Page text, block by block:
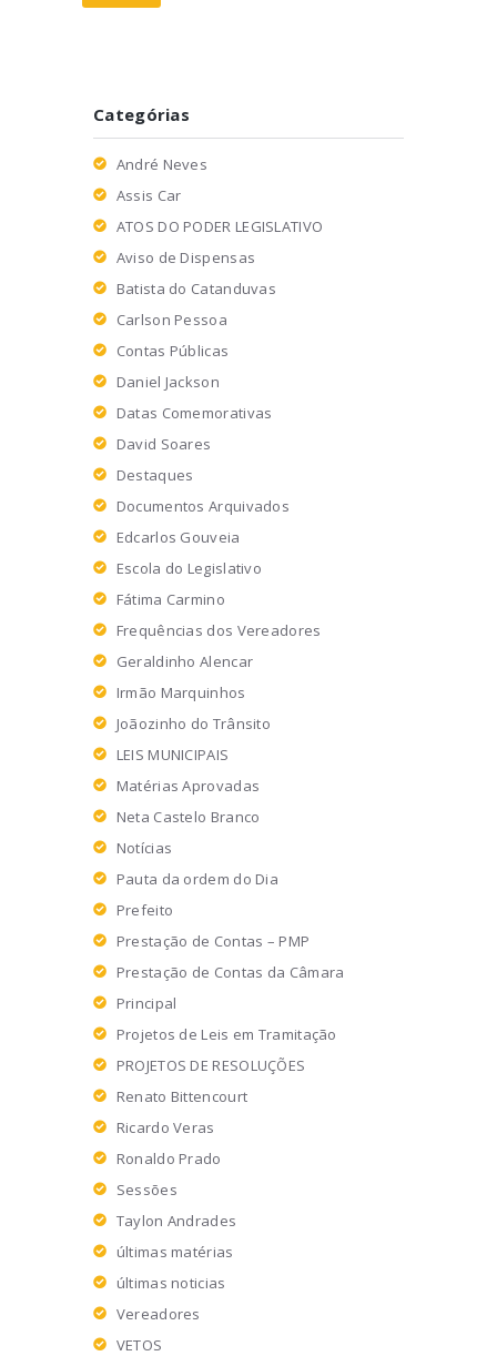
Categórias
André Neves
Assis Car
ATOS DO PODER LEGISLATIVO
Aviso de Dispensas
Batista do Catanduvas
Carlson Pessoa
Contas Públicas
Daniel Jackson
Datas Comemorativas
David Soares
Destaques
Documentos Arquivados
Edcarlos Gouveia
Escola do Legislativo
Fátima Carmino
Frequências dos Vereadores
Geraldinho Alencar
Irmão Marquinhos
Joãozinho do Trânsito
LEIS MUNICIPAIS
Matérias Aprovadas
Neta Castelo Branco
Notícias
Pauta da ordem do Dia
Prefeito
Prestação de Contas – PMP
Prestação de Contas da Câmara
Principal
Projetos de Leis em Tramitação
PROJETOS DE RESOLUÇÕES
Renato Bittencourt
Ricardo Veras
Ronaldo Prado
Sessões
Taylon Andrades
últimas matérias
últimas noticias
Vereadores
VETOS